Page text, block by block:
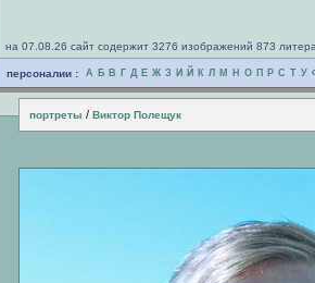
на 07.08.26 сайт содержит 3276 изображений 873
персоналии : А Б В Г Д Е Ж З И Й К Л М Н О П Р С Т У
портреты / Виктор Полещук